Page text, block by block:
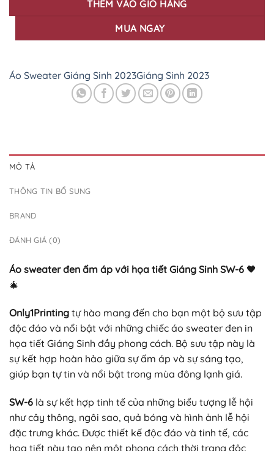
THÊM VÀO GIỎ HÀNG
MUA NGAY
Áo Sweater Giáng Sinh 2023Giáng Sinh 2023
MÔ TẢ
THÔNG TIN BỔ SUNG
BRAND
ĐÁNH GIÁ (0)
Áo sweater đen ấm áp với họa tiết Giáng Sinh SW-6 🖤
🎄
Only1Printing tự hào mang đến cho bạn một bộ sưu tập
độc đáo và nổi bật với những chiếc áo sweater đen in
họa tiết Giáng Sinh đầy phong cách. Bộ sưu tập này là
sự kết hợp hoàn hảo giữa sự ấm áp và sự sáng tạo,
giúp bạn tự tin và nổi bật trong mùa đông lạnh giá.
SW-6 là sự kết hợp tinh tế của những biểu tượng lễ hội
như cây thông, ngôi sao, quả bóng và hình ảnh lễ hội
đặc trưng khác. Được thiết kế độc đáo và tinh tế, các
họa tiết này tạo nên một phong cách thời trang độc